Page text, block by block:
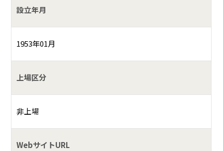
設立年月
1953年01月
上場区分
非上場
WebサイトURL